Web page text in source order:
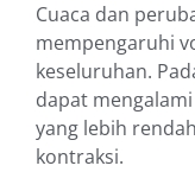
Cuaca dan
mempengaruhi
keseluruhan.
dapat
yang lebih
kontraksi.